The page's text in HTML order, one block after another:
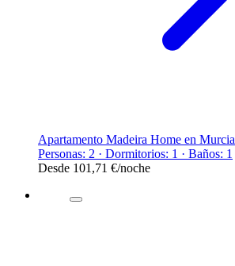
Apartamento Madeira Home en Murcia
Personas: 2 · Dormitorios: 1 · Baños: 1
Desde 101,71 €/noche